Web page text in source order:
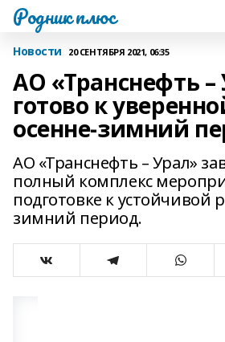
Родник плюс
Новости 20 СЕНТЯБРЯ 2021, 06:35
АО «Транснефть –
готово к
осенне-зимний
АО «Транснефть – Урал»
полный комплекс
подготовке к устойчивой
зимний период.